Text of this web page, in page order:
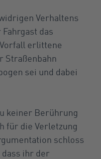
Verhaltens
das
erlittene
Straßenbahn
sei und dabei
keiner Berührung
für die Verletzung
schloss
ihr der